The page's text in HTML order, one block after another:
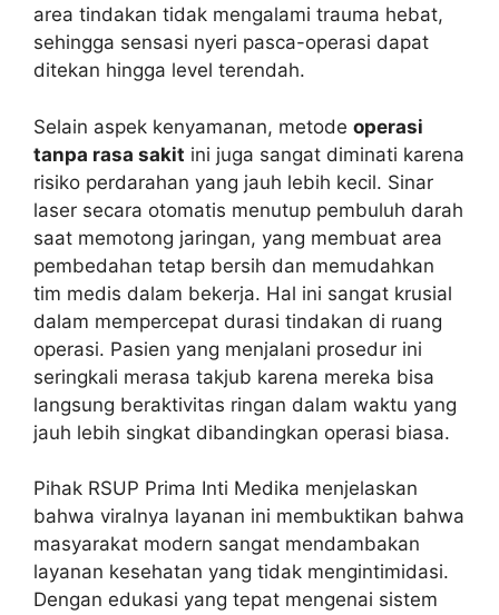
area tindakan tidak mengalami trauma hebat,
sehingga sensasi nyeri pasca-operasi dapat
ditekan hingga level terendah.
Selain aspek kenyamanan, metode operasi
tanpa rasa sakit ini juga sangat diminati karena
risiko perdarahan yang jauh lebih kecil. Sinar
laser secara otomatis menutup pembuluh darah
saat memotong jaringan, yang membuat area
pembedahan tetap bersih dan memudahkan
tim medis dalam bekerja. Hal ini sangat krusial
dalam mempercepat durasi tindakan di ruang
operasi. Pasien yang menjalani prosedur ini
seringkali merasa takjub karena mereka bisa
langsung beraktivitas ringan dalam waktu yang
jauh lebih singkat dibandingkan operasi biasa.
Pihak RSUP Prima Inti Medika menjelaskan
bahwa viralnya layanan ini membuktikan bahwa
masyarakat modern sangat mendambakan
layanan kesehatan yang tidak mengintimidasi.
Dengan edukasi yang tepat mengenai sistem